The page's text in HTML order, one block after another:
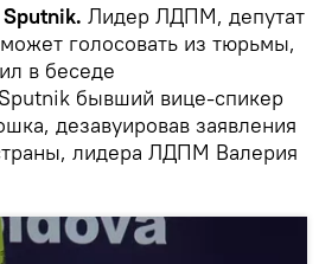
Лидер ЛДПМ, депутат
голосовать из тюрьмы,
в беседе
бывший вице-спикер
дезавуировав заявления
лидера ЛДПМ Валерия